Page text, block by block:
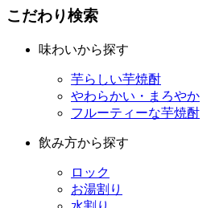
こだわり検索
味わいから探す
芋らしい芋焼酎
やわらかい・まろやか
フルーティーな芋焼酎
飲み方から探す
ロック
お湯割り